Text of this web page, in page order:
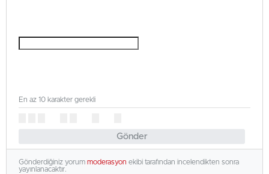
Gönder
En az 10 karakter gerekli
Gönderdiğiniz yorum moderasyon ekibi tarafından incelendikten sonra
yayınlanacaktır.